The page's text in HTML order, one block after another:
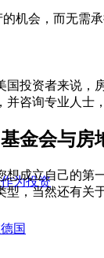
为投资
国
机会，而无需
国投资者来说，
并咨询专业人士
金会与房
想成立自己的第
，当然还有关